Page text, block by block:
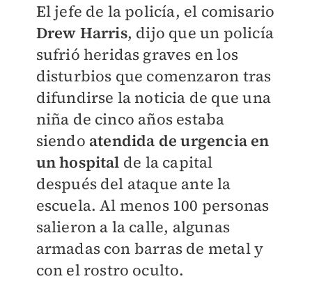
El jefe de la policía, el comisario
Drew Harris, dijo que un policía
sufrió heridas graves en los
disturbios que comenzaron tras
difundirse la noticia de que una
niña de cinco años estaba
siendo atendida de urgencia en
un hospital de la capital
después del ataque ante la
escuela. Al menos 100 personas
salieron a la calle, algunas
armadas con barras de metal y
con el rostro oculto.